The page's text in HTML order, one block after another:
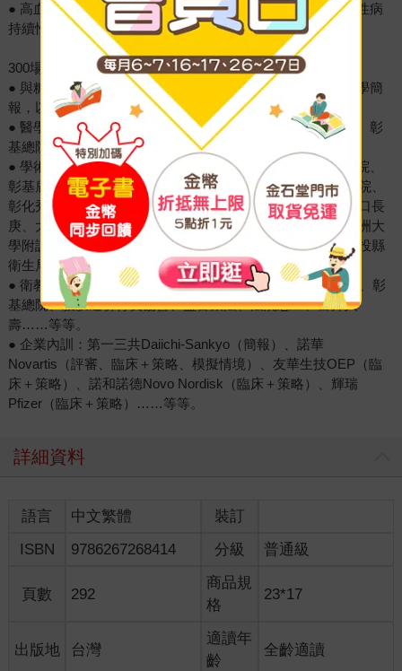
● 高血壓、高血脂、痛風、偏頭痛、青春痘……等等各種慢性病
持續性及周全性診療。
300場以上的控糖推廣
● 與糖共舞：糖尿病個案實戰工作坊、有效控糖衛教班、醫學簡
報，以及減重個案實戰工作坊授課者。
● 醫學簡報授課者：台中糖尿病共照網學會、台大新竹分院、彰
基總院、第一三共醫療部門。
● 學術演講：員榮醫院、員生醫院、彰基總院、彰基員林分院、
彰基鹿基分院、鹿基長青院區、彰基二林分院、草屯佑民醫院、
彰化秀傳、竹山秀傳、署立彰化醫院、埔里基督教醫院、林口長
庚、大林慈濟、台中慈濟、沙鹿光田醫院、沙鹿童綜合、亞洲大
學附設醫院、基層各醫療群、台南衛生局、彰化衛生局、南投縣
衛生局、南投藥師公會……等等。
● 衛教與教育演講：美麗樂MELILEA、大通電子、台達電子、彰
基總院、腹膜透析腎友協會、盤古銀法、法院志工、富邦人
壽……等等。
● 企業內訓：第一三共Daiichi-Sankyo（簡報）、諾華
Novartis（評審、臨床＋策略、模擬情境）、友華生技OEP（臨
床＋策略）、諾和諾德Novo Nordisk（臨床＋策略）、輝瑞
Pfizer（臨床＋策略）……等等。
詳細資料
語言 中文繁體
裝訂
ISBN
9786267268414 分級 普通級
頁數 292
商品規
格
23*17
出版地 台灣
適讀年
齡
全齡適讀